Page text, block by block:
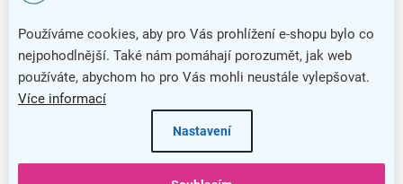
Používáme cookies, aby pro Vás prohlížení e-shopu bylo co
nejpohodlnější. Také nám pomáhají porozumět, jak web
používáte, abychom ho pro Vás mohli neustále vylepšovat.
Více informací
Nastavení